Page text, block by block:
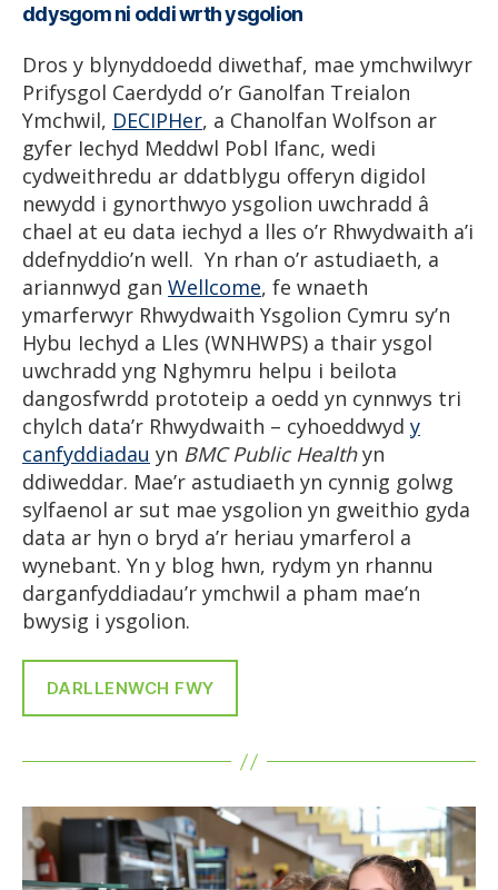
ddysgom ni oddi wrth ysgolion
Dros y blynyddoedd diwethaf, mae ymchwilwyr
Prifysgol Caerdydd o’r Ganolfan Treialon
Ymchwil, DECIPHer, a Chanolfan Wolfson ar
gyfer Iechyd Meddwl Pobl Ifanc, wedi
cydweithredu ar ddatblygu offeryn digidol
newydd i gynorthwyo ysgolion uwchradd â
chael at eu data iechyd a lles o’r Rhwydwaith a’i
ddefnyddio’n well. Yn rhan o’r astudiaeth, a
ariannwyd gan Wellcome, fe wnaeth
ymarferwyr Rhwydwaith Ysgolion Cymru sy’n
Hybu Iechyd a Lles (WNHWPS) a thair ysgol
uwchradd yng Nghymru helpu i beilota
dangosfwrdd prototeip a oedd yn cynnwys tri
chylch data’r Rhwydwaith – cyhoeddwyd y
canfyddiadau yn BMC Public Healthyn
ddiweddar. Mae’r astudiaeth yn cynnig golwg
sylfaenol ar sut mae ysgolion yn gweithio gyda
data ar hyn o bryd a’r heriau ymarferol a
wynebant. Yn y blog hwn, rydym yn rhannu
darganfyddiadau’r ymchwil a pham mae’n
bwysig i ysgolion.
DARLLENWCH FWY